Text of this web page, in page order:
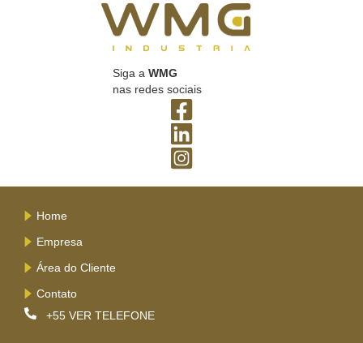
Siga a WMG
nas redes sociais
Home
Empresa
Área do Cliente
Contato
+55 VER TELEFONE